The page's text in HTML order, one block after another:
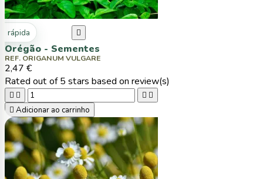
rápida 
Orégão - Sementes
REF. ORIGANUM VULGARE
2,47 €
Rated out of 5 stars based on review(s)
   
 Adicionar ao carrinho